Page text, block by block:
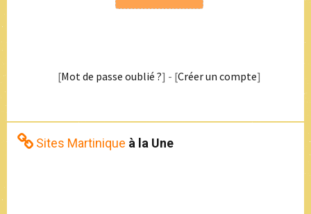
[Mot de passe oublié ?] - [Créer un compte]
Sites Martinique à la Une